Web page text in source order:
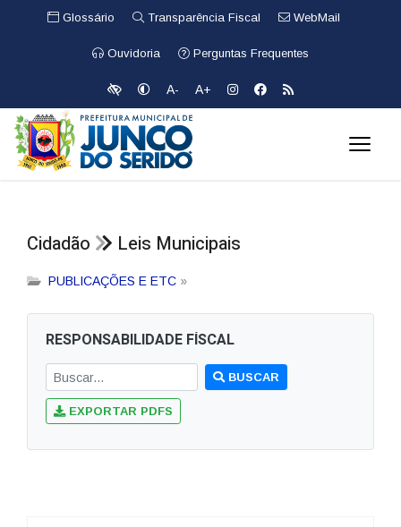
Glossário Transparência Fiscal WebMail
Ouvidoria Perguntas Frequentes
A- A+
Cidadão Leis Municipais
PUBLICAÇÕES E ETC »
RESPONSABILIDADE FÍSCAL
BUSCAR
EXPORTAR PDFS